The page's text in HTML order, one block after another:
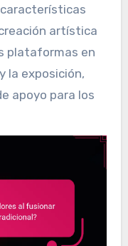
artística
plataformas en
la exposición,
apoyo para los